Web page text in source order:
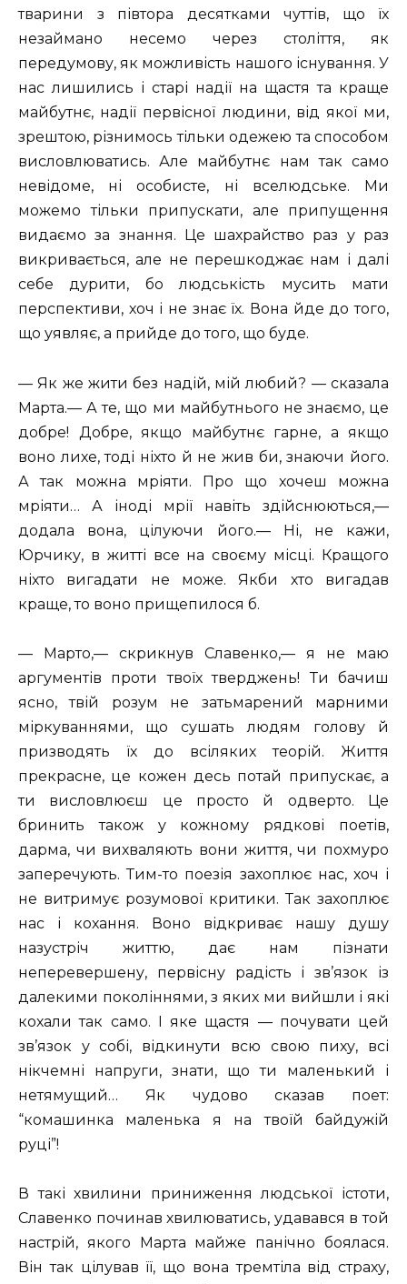
тварини з півтора десятками чуттів, що їх
незаймано несемо через століття, як
передумову, як можливість нашого існування. У
нас лишились і старі надії на щастя та краще
майбутнє, надії первісної людини, від якої ми,
зрештою, різнимось тільки одежею та способом
висловлюватись. Але майбутнє нам так само
невідоме, ні особисте, ні вселюдське. Ми
можемо тільки припускати, але припущення
видаємо за знання. Це шахрайство раз у раз
викривається, але не перешкоджає нам і далі
себе дурити, бо людськість мусить мати
перспективи, хоч і не знає їх. Вона йде до того,
що уявляє, а прийде до того, що буде.
— Як же жити без надій, мій любий? — сказала
Марта.— А те, що ми майбутнього не знаємо, це
добре! Добре, якщо майбутнє гарне, а якщо
воно лихе, тоді ніхто й не жив би, знаючи його.
А так можна мріяти. Про що хочеш можна
мріяти… А іноді мрії навіть здійснюються,—
додала вона, цілуючи його.— Ні, не кажи,
Юрчику, в житті все на своєму місці. Кращого
ніхто вигадати не може. Якби хто вигадав
краще, то воно прищепилося б.
— Марто,— скрикнув Славенко,— я не маю
аргументів проти твоїх тверджень! Ти бачиш
ясно, твій розум не затьмарений марними
міркуваннями, що сушать людям голову й
призводять їх до всіляких теорій. Життя
прекрасне, це кожен десь потай припускає, а
ти висловлюєш це просто й одверто. Це
бринить також у кожному рядкові поетів,
дарма, чи вихваляють вони життя, чи похмуро
заперечують. Тим-то поезія захоплює нас, хоч і
не витримує розумової критики. Так захоплює
нас і кохання. Воно відкриває нашу душу
назустріч життю, дає нам пізнати
неперевершену, первісну радість і зв’язок із
далекими поколіннями, з яких ми вийшли і які
кохали так само. І яке щастя — почувати цей
зв’язок у собі, відкинути всю свою пиху, всі
нікчемні напруги, знати, що ти маленький і
нетямущий… Як чудово сказав поет:
“комашинка маленька я на твоїй байдужій
руці”!
В такі хвилини приниження людської істоти,
Славенко починав хвилюватись, удавався в той
настрій, якого Марта майже панічно боялася.
Він так цілував її, що вона тремтіла від страху,